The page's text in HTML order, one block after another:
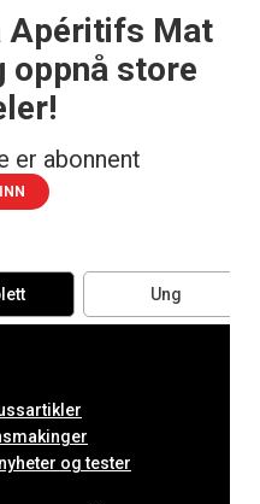
Apéritifs Mat
oppnå store
er abonnent
Ung
og tester